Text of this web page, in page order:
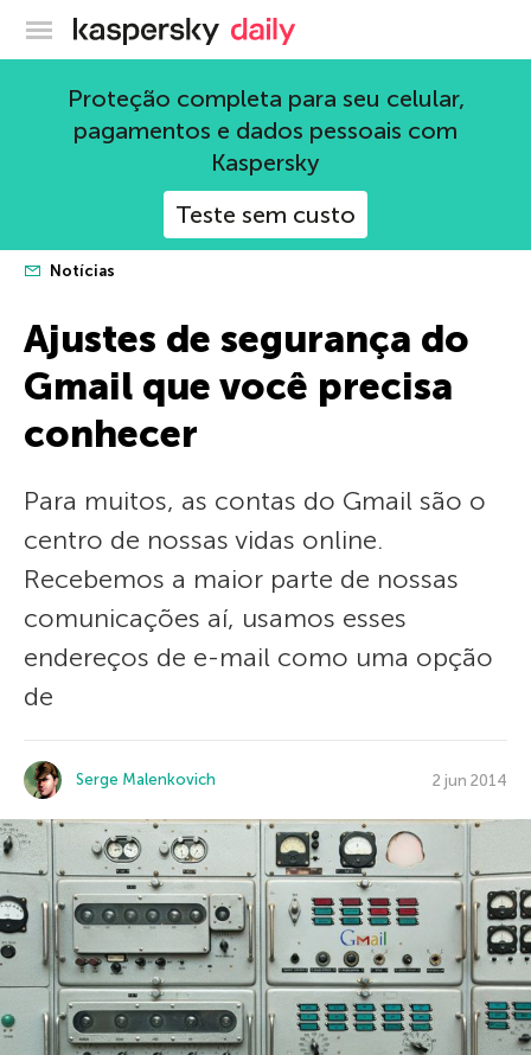
Blog oficial da Kaspersky
Proteção completa para seu celular,
pagamentos e dados pessoais com
Kaspersky
Teste sem custo
Notícias
Ajustes de segurança do
Gmail que você precisa
conhecer
Para muitos, as contas do Gmail são o
centro de nossas vidas online.
Recebemos a maior parte de nossas
comunicações aí, usamos esses
endereços de e-mail como uma opção
de
Serge Malenkovich 2 jun 2014